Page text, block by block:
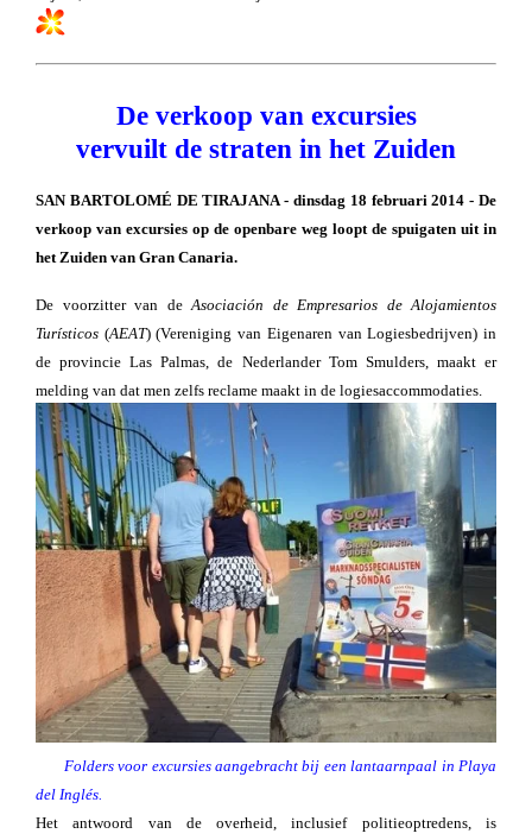
De verkoop van excursies
vervuilt de straten in het Zuiden
SAN BARTOLOMÉ DE TIRAJANA - dinsdag 18 februari 2014 - De
verkoop van excursies op de openbare weg loopt de spuigaten uit in
het Zuiden van Gran Canaria.
De voorzitter van de Asociación de Empresarios de Alojamientos
Turísticos (AEAT) (Vereniging van Eigenaren van Logiesbedrijven) in
de provincie Las Palmas, de Nederlander Tom Smulders, maakt er
melding van dat men zelfs reclame maakt in de logiesaccommodaties.
Folders voor excursies aangebracht bij een lantaarnpaal in Playa
del Inglés.
Het antwoord van de overheid, inclusief politieoptredens, is